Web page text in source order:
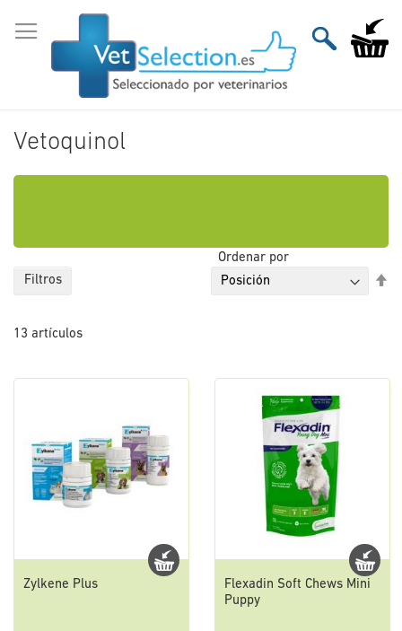
al
contenido
Mi
Vetoquinol
13 artículos
Ordenar por
Zylkene Plus
Flexadin Soft Chews Mini
Puppy
Filtros